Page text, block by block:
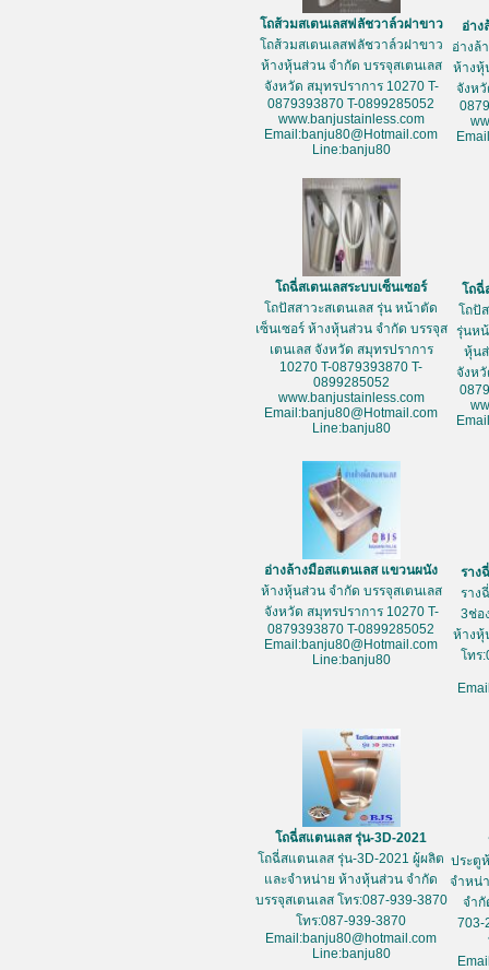
โถส้วมสเตนเลสฟลัชวาล์วฝาขาว
โถส้วมสเตนเลสฟลัชวาล์วฝาขาว
ห้างหุ้นส่วน จำกัด บรรจุสเตนเลส
จังหวัด สมุทรปราการ 10270 T-
0879393870 T-0899285052
www.banjustainless.com
Email:banju80@Hotmail.com
Line:banju80
อ่าง
อ่างล้
ห้างหุ้
จังห
โถฉี่สเตนเลสระบบเซ็นเซอร์
โถปัสสาวะสเตนเลส รุ่น หน้าตัด
เซ็นเซอร์ ห้างหุ้นส่วน จำกัด บรรจุส
เตนเลส จังหวัด สมุทรปราการ
10270 T-0879393870 T-
0899285052
www.banjustainless.com
Email:banju80@Hotmail.com
Line:banju80
โถฉี่
โถปั
รุ่นห
หุ้น
จังห
อ่างล้างมือสแตนเลส แขวนผนัง
ห้างหุ้นส่วน จำกัด บรรจุสเตนเลส
จังหวัด สมุทรปราการ 10270 T-
0879393870 T-0899285052
Email:banju80@Hotmail.com
Line:banju80
ราง
ราง
3ช่อ
ห้างหุ้
โทร
โถฉี่สแตนเลส รุ่น-3D-2021
โถฉี่สแตนเลส รุ่น-3D-2021 ผู้ผลิต
และจำหน่าย ห้างหุ้นส่วน จำกัด
บรรจุสเตนเลส โทร:087-939-3870
โทร:087-939-3870
Email:banju80@hotmail.com
Line:banju80
ประตู
จำหน่
จำกั
703-